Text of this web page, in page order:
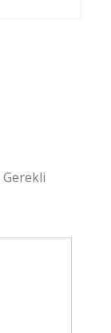
Gerekli